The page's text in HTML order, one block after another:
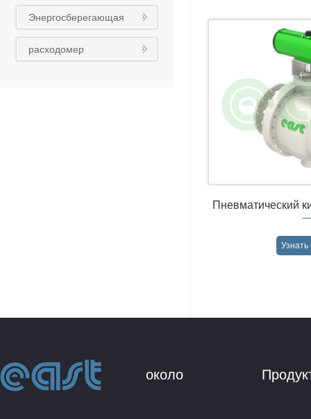
интеллигентного облака
Восточного насоса
Энергосберегающая
реконструкция
расходомер
Пневматический
около